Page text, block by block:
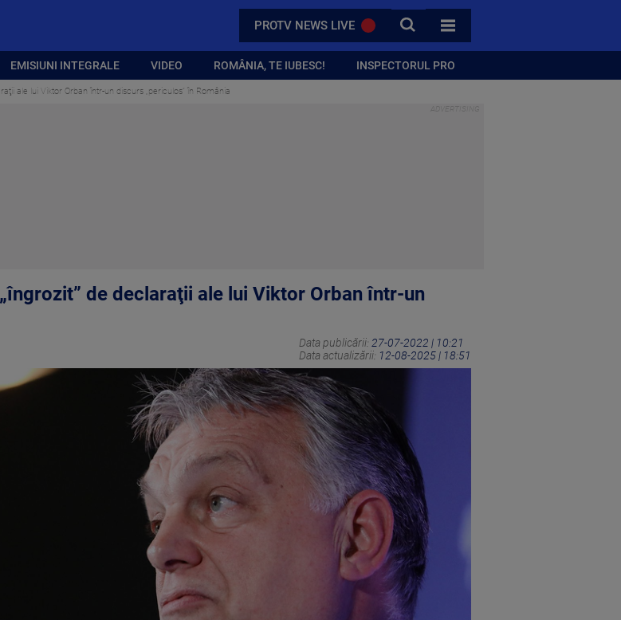
PROTV NEWS LIVE CAUTA
TOATE CATEGORIILE
EMISIUNI INTEGRALE VIDEO ROMÂNIA, TE IUBESC! INSPECTORUL PRO
ale lui Viktor Orban într-un discurs „periculos” în România
de declaraţii ale lui Viktor Orban într-un
Data publicării: 27-07-2022 | 10:21
Data actualizării: 12-08-2025 | 18:51